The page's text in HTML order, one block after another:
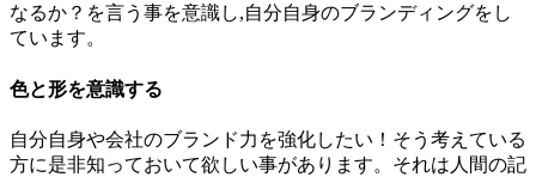
なるか？を言う事を意識し,自分自身のブランディングをし
ています。
色と形を意識する
自分自身や会社のブランド力を強化したい！そう考えている
方に是非知っておいて欲しい事があります。それは人間の記